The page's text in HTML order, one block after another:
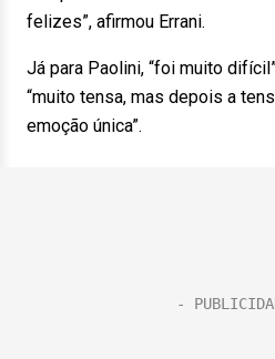
felizes”, afirmou Errani.
Já para Paolini, “foi muito
“muito tensa, mas depois a
emoção única”.